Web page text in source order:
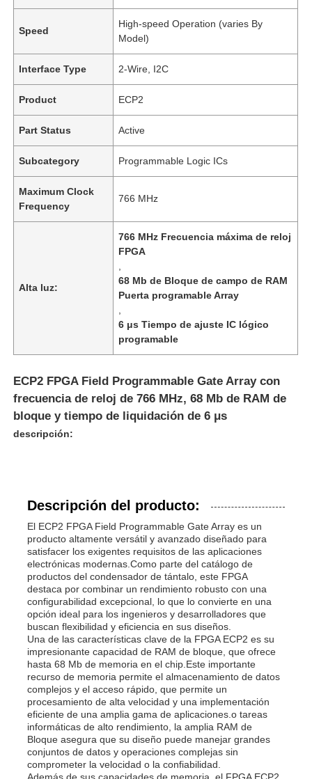
Speed
High-speed Operation (varies By
Model)
Interface Type 2-Wire, I2C
Product ECP2
Part Status Active
Subcategory Programmable Logic ICs
Maximum Clock
Frequency
766 MHz
Alta luz:
766 MHz Frecuencia máxima de reloj
FPGA
68 Mb de Bloque de campo de RAM
Puerta programable Array
6 μs Tiempo de ajuste IC lógico
programable
ECP2 FPGA Field Programmable Gate Array con
frecuencia de reloj de 766 MHz, 68 Mb de RAM de
bloque y tiempo de liquidación de 6 μs
descripción:
Descripción del producto:
El ECP2 FPGA Field Programmable Gate Array es un
producto altamente versátil y avanzado diseñado para
satisfacer los exigentes requisitos de las aplicaciones
electrónicas modernas.Como parte del catálogo de
productos del condensador de tántalo, este FPGA
destaca por combinar un rendimiento robusto con una
configurabilidad excepcional, lo que lo convierte en una
opción ideal para los ingenieros y desarrolladores que
buscan flexibilidad y eficiencia en sus diseños.
Una de las características clave de la FPGA ECP2 es su
impresionante capacidad de RAM de bloque, que ofrece
hasta 68 Mb de memoria en el chip.Este importante
recurso de memoria permite el almacenamiento de datos
complejos y el acceso rápido, que permite un
procesamiento de alta velocidad y una implementación
eficiente de una amplia gama de aplicaciones.o tareas
informáticas de alto rendimiento, la amplia RAM de
Bloque asegura que su diseño puede manejar grandes
conjuntos de datos y operaciones complejas sin
comprometer la velocidad o la confiabilidad.
Además de sus capacidades de memoria, el FPGA ECP2